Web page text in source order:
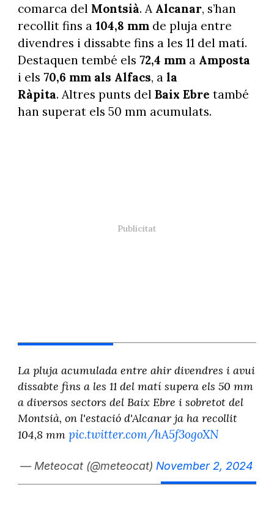
comarca del Montsià. A Alcanar, s’han
recollit fins a 104,8 mm de pluja entre
divendres i dissabte fins a les 11 del matí.
Destaquen tembé els 72,4 mma Amposta
i els 70,6 mm als Alfacs, a la
Ràpita. Altres punts del Baix Ebre també
han superat els 50 mm acumulats.
La pluja acumulada entre ahir divendres i avui
dissabte fins a les 11 del matí supera els 50 mm
a diversos sectors del Baix Ebre i sobretot del
Montsià, on l'estació d'Alcanar ja ha recollit
104,8 mm pic.twitter.com/hA5f3ogoXN
— Meteocat (@meteocat)November 2, 2024